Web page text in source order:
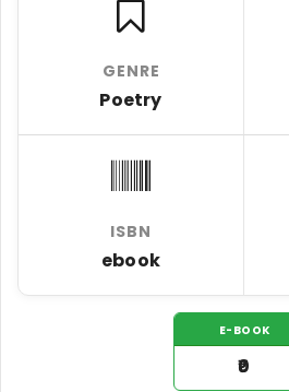
GENRE
Poetry
ISBN
ebook
E-BOOK
₹0